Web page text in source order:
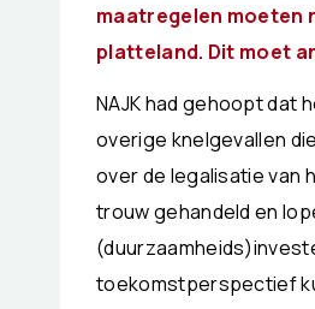
maatregelen moeten
platteland. Dit moet
NAJK had gehoopt dat
overige knelgevallen
over de legalisatie van
trouw gehandeld en
toekomstperspectief